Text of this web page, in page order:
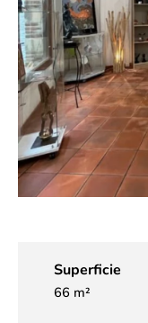
Superficie
66 m²